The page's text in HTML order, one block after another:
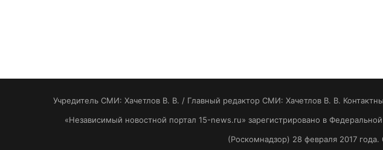
Учредитель СМИ: Хaчeтлoв B. B. / Главный редактор СМИ: Хaчeтлoв B. B.
«Независимый новостной портал 15-news.ru» зарегистрировано в
(Роскомнадзор) 28 февраля 2017